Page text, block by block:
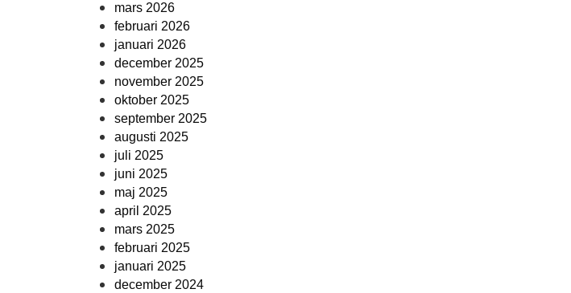
mars 2026
februari 2026
januari 2026
december 2025
november 2025
oktober 2025
september 2025
augusti 2025
juli 2025
juni 2025
maj 2025
april 2025
mars 2025
februari 2025
januari 2025
december 2024